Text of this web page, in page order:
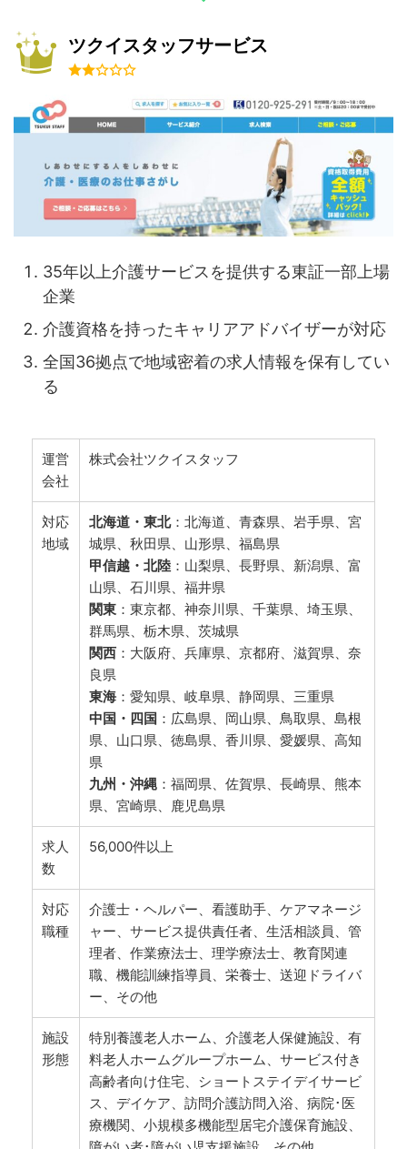
ツクイスタッフサービス
35年以上介護サービスを提供する東証一部上場
企業
介護資格を持ったキャリアアドバイザーが対応
全国36拠点で地域密着の求人情報を保有してい
る
運営
会社
株式会社ツクイスタッフ
対応
地域
北海道・東北：北海道、青森県、岩手県、宮
城県、秋田県、山形県、福島県
甲信越・北陸 ：山梨県、長野県、新潟県、富
山県、石川県、福井県
関東 ：東京都、神奈川県、千葉県、埼玉県、
群馬県、栃木県、茨城県
関西 ：大阪府、兵庫県、京都府、滋賀県、奈
良県
東海 ：愛知県、岐阜県、静岡県、三重県
中国・四国 ：広島県、岡山県、鳥取県、島根
県、山口県、徳島県、香川県、愛媛県、高知
県
九州・沖縄 ：福岡県、佐賀県、長崎県、熊本
県、宮崎県、鹿児島県
求人
数
56,000件以上
対応
職種
介護士・ヘルパー、看護助手、ケアマネージ
ャー、サービス提供責任者、生活相談員、管
理者、作業療法士、理学療法士、教育関連
職、機能訓練指導員、栄養士、送迎ドライバ
ー、その他
施設
形態
特別養護老人ホーム、介護老人保健施設、有
料老人ホームグループホーム、サービス付き
高齢者向け住宅、ショートステイデイサービ
ス、デイケア、訪問介護訪問入浴、病院･医
療機関、小規模多機能型居宅介護保育施設、